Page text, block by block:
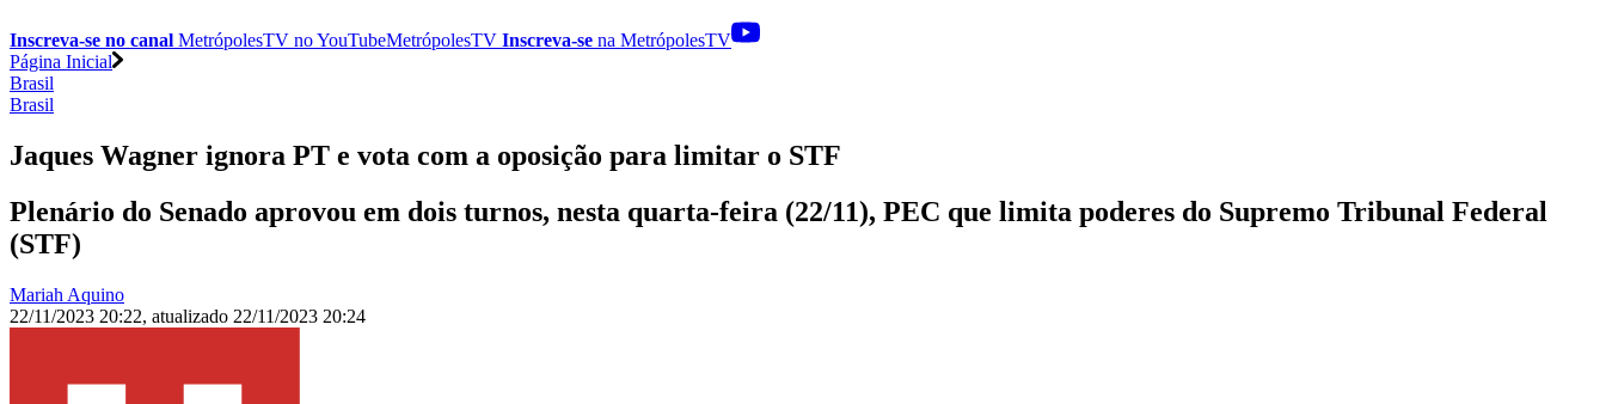
Inscreva-se no canal MetrópolesTV noYouTubeMetrópolesTV Inscreva-se na MetrópolesTV
Página Inicial
Brasil
Brasil
Jaques Wagner ignora PT e vota com a oposição para limitar o STF
Plenário do Senado aprovou em dois turnos, nesta quarta-feira (22/11), PEC que limita poderes do Supremo Tribunal Federal
(STF)
Mariah Aquino
22/11/2023 20:22, atualizado 22/11/2023 20:24